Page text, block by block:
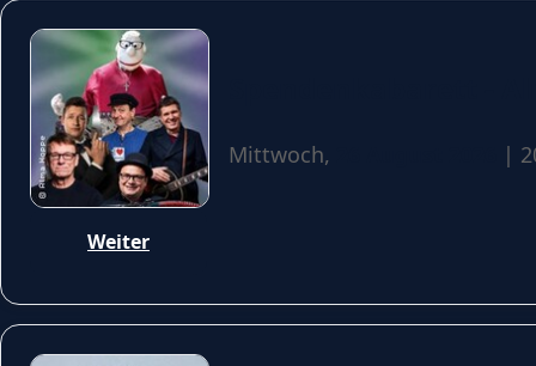
Mittwoch, |
Weiter